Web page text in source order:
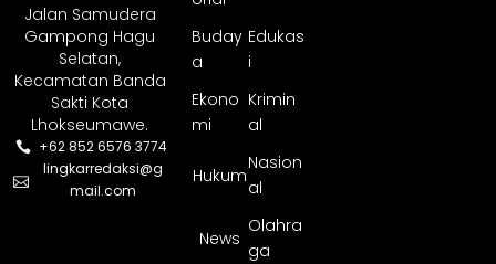
Jalan Samudera
Gampong Hagu
Selatan,
Kecamatan Banda
Sakti Kota
Lhokseumawe.
+62 852 6576 3774
lingkarredaksi@g
mail.com
Buday
a
Edukas
i
Ekono
mi
Krimin
al
Hukum
Nasion
al
News
Olahra
ga